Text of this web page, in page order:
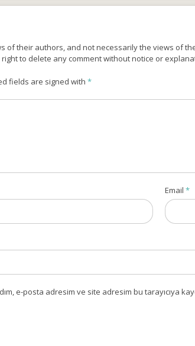
of their authors, and not necessarily the views of
to delete any comment without notice or
fields are signed with *
Email *
e-posta adresim ve site adresim bu tarayıcıya